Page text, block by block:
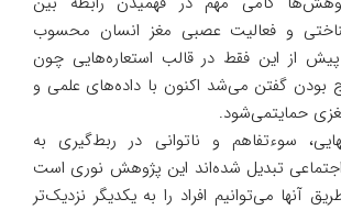
و فعالیت عصبی مغز انسان محسوب
از این فقط در قالب استعاره‌هایی چون
گفتن می‌شد اکنون با داده‌های علمی و
حمایتمی‌شود.
سوءتفاهم و ناتوانی در ربط‌گیری به
تبدیل شده‌اند این پژوهش نوری است
آنها می‌توانیم افراد را به یکدیگر نزدیک‌تر